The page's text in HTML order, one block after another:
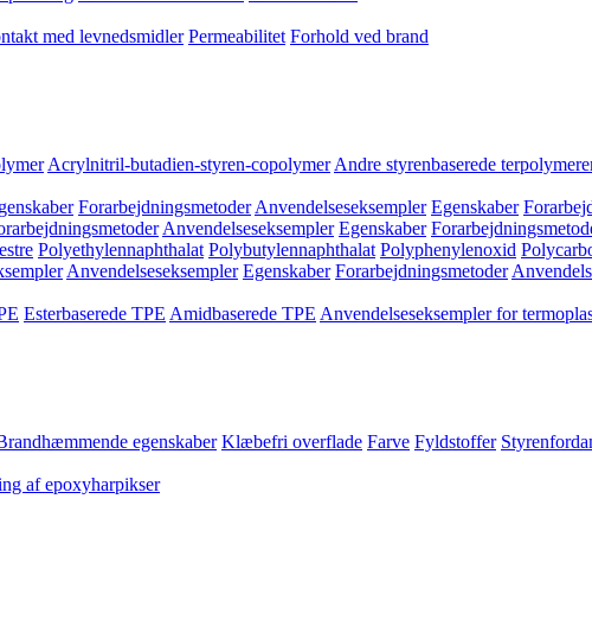
med levnedsmidler Permeabilitet Forhold ved brand
Acrylnitril-butadien-styren-copolymer Andre styrenbaserede
Forarbejdningsmetoder Anvendelseseksempler Egenskaber
Anvendelseseksempler Egenskaber
Polyethylennaphthalat Polybutylennaphthalat Polyphenylenoxid
Anvendelseseksempler Egenskaber Forarbejdningsmetoder
Esterbaserede TPE Amidbaserede TPE Anvendelseseksempler for
egenskaber Klæbefri overflade Farve Fyldstoffer
af epoxyharpikser